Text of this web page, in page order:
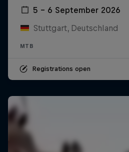
5 – 6 September 2026
Stuttgart, Deutschland
MTB
Registrations open